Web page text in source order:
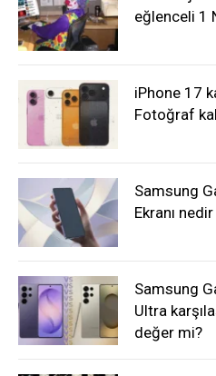
eğlenceli 1
iPhone 17
Fotoğraf
Samsung
Ekranı nedir
Samsung
Ultra
değer mi?